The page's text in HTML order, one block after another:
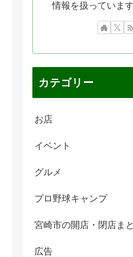
情報を扱っています
カテゴリー
お店
イベント
グルメ
プロ野球キャンプ
宮崎市の開店・閉店ま
広告